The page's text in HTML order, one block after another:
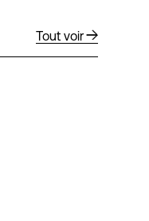
Tout voir